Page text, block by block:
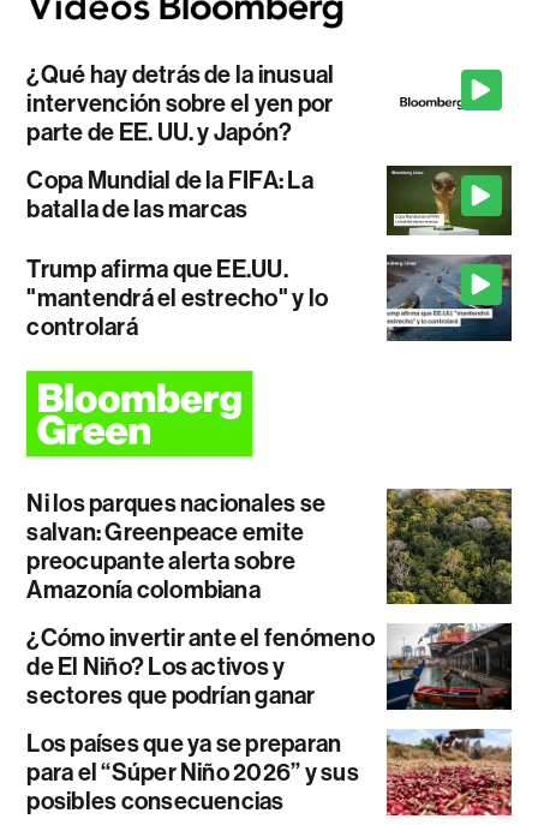
¿Qué hay detrás de la inusual
intervención sobre el yen por
parte de EE. UU. y Japón?
Copa Mundial de la FIFA: La
batalla de las marcas
Trump afirma que EE.UU.
"mantendrá el estrecho" y lo
controlará
Ni los parques nacionales se
salvan: Greenpeace emite
preocupante alerta sobre
Amazonía colombiana
¿Cómo invertir ante el fenómeno
de El Niño? Los activos y
sectores que podrían ganar
Los países que ya se preparan
para el “Súper Niño 2026” y sus
posibles consecuencias